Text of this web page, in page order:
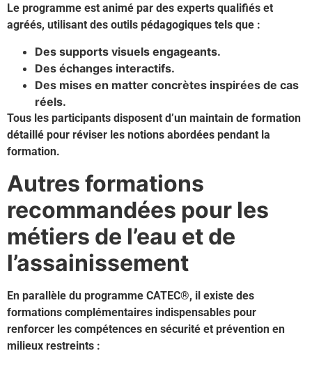
Le programme est animé par des experts qualifiés et
agréés, utilisant des outils pédagogiques tels que :
Des supports visuels engageants.
Des échanges interactifs.
Des mises en matter concrètes inspirées de cas
réels.
Tous les participants disposent d’un maintain de formation
détaillé pour réviser les notions abordées pendant la
formation.
Autres formations
recommandées pour les
métiers de l’eau et de
l’assainissement
En parallèle du programme CATEC®, il existe des
formations complémentaires indispensables pour
renforcer les compétences en sécurité et prévention en
milieux restreints :